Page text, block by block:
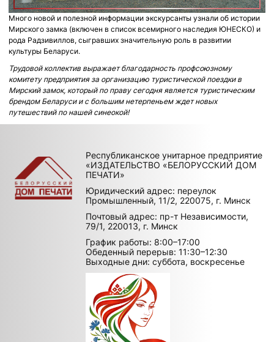
Много новой и полезной информации экскурсанты узнали об истории
Мирского замка (включен в список всемирного наследия ЮНЕСКО) и
рода Радзивиллов, сыгравших значительную роль в развитии
культуры Беларуси.
Трудовой коллектив выражает благодарность профсоюзному
комитету предприятия за организацию туристической поездки в
Мирский замок, который по праву сегодня является туристическим
брендом Беларуси и с большим нетерпеньем ждет новых
путешествий по нашей синеокой!
Республиканское унитарное предприятие
«ИЗДАТЕЛЬСТВО «БЕЛОРУССКИЙ ДОМ
ПЕЧАТИ»
Юридический адрес: переулок
Промышленный, 11/2, 220075, г. Минск
Почтовый адрес: пр-т Независимости,
79/1, 220013, г. Минск
График работы: 8:00–17:00
Обеденный перерыв: 11:30–12:30
Выходные дни: суббота, воскресенье